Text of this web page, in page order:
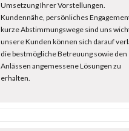
Umsetzung Ihrer Vorstellungen.
Kundennähe, persönliches
kurze Abstimmungswege sind uns
unsere Kunden können sich darauf
die bestmögliche Betreuung sowie den
Anlässen angemessene Lösungen zu
erhalten.